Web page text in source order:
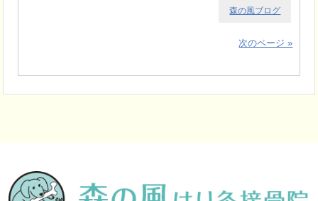
森の風ブログ
次のページ »